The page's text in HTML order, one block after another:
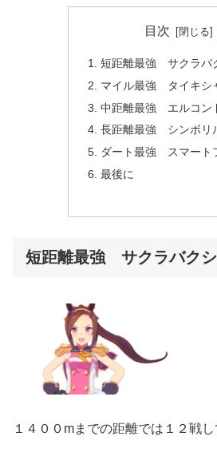
目次
短距離最強 サクラバ
マイル最強 タイキシ
中距離最強 エルコン
長距離最強 シンボリ
ダート最強 スマート
最後に
短距離最強 サクラバク
１４００mまでの距離では１２戦し